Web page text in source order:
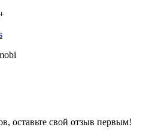
оставьте свой отзыв первым!